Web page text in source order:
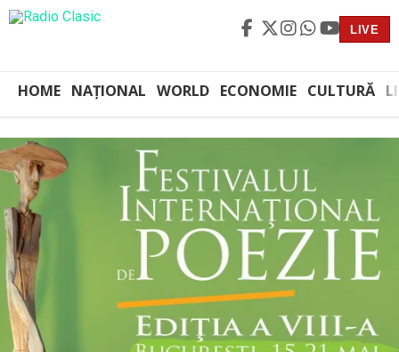
LIVE
HOME NAȚIONAL WORLD ECONOMIE CULTURĂ